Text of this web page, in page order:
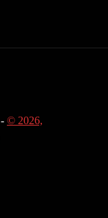
- © 2026,